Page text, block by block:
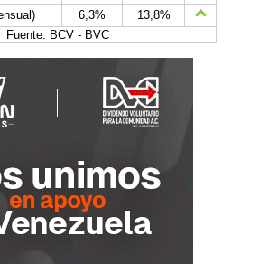
6,3%
13,8%
Fuente: BCV - BVC